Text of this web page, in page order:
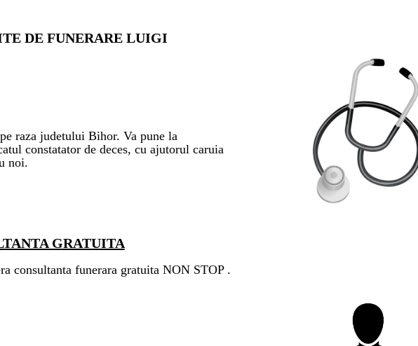
DE FUNERARE LUIGI
raza judetului Bihor. Va pune la
constatator de deces, cu ajutorul caruia
noi.
GRATUITA
consultanta funerara gratuita NON STOP .